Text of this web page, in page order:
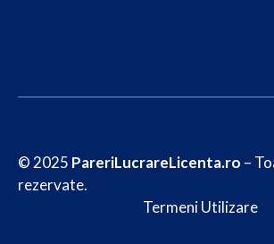
© 2025 PareriLucrareLicenta.ro –
rezervate.
Termeni Utilizare